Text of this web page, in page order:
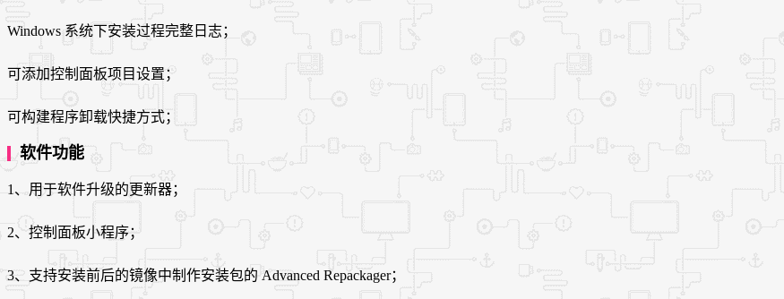
Windows 系统下安装过程完整日志；
可添加控制面板项目设置；
可构建程序卸载快捷方式；
软件功能
1、用于软件升级的更新器；
2、控制面板小程序；
3、支持安装前后的镜像中制作安装包的 Advanced Repackager；